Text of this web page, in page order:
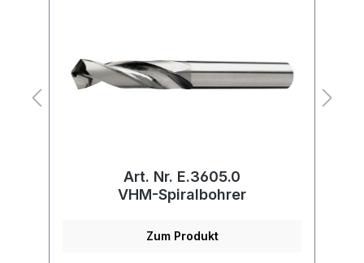
Art. Nr. E.3605.0
VHM-Spiralbohrer
Zum Produkt